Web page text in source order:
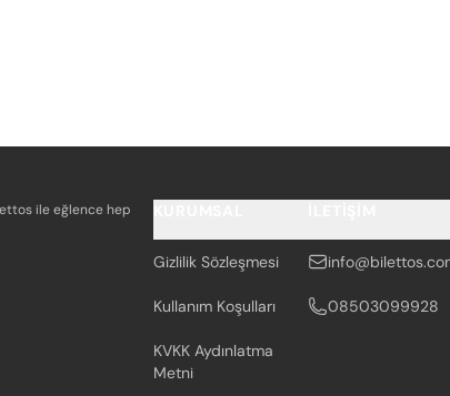
ile eğlence hep
Gizlilik Sözleşmesi
Kullanım Koşulları
KVKK Aydınlatma
Metni
08503099928